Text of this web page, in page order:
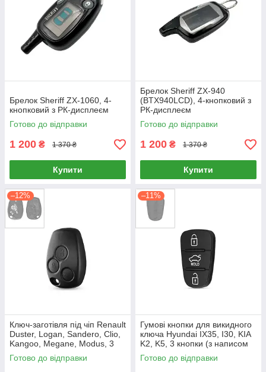
Брелок Sheriff ZX-1060, 4-
кнопковий з РК-дисплеєм
Готово до відправки
1 200 ₴ 1 370 ₴
Купити
Брелок Sheriff ZX-940
(BTX940LCD), 4-кнопковий з
РК-дисплеєм
Готово до відправки
1 200 ₴ 1 370 ₴
Купити
–12%
Ключ-заготівля під чіп Renault
Duster, Logan, Sandero, Clio,
Kangoo, Megane, Modus, 3
кнопки (без леза)
Готово до відправки
–11%
Гумові кнопки для викидного
ключа Hyundai IX35, I30, KIA
K2, K5, 3 кнопки (з написом
Hold)
Готово до відправки